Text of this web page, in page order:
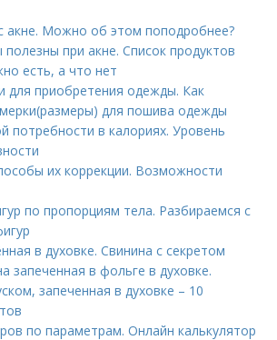
акне. Можно об этом поподробнее?
полезны при акне. Список продуктов
есть, а что нет
для приобретения одежды. Как
для пошива одежды
потребности в калориях. Уровень
их коррекции. Возможности
по пропорциям тела. Разбираемся с
в духовке. Свинина с секретом
запеченная в фольге в духовке.
запеченная в духовке – 10
по параметрам. Онлайн калькулятор